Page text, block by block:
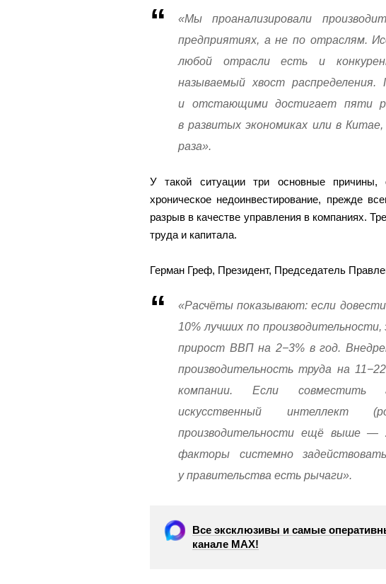
«Мы проанализировали
предприятиях, а не по отраслям.
любой отрасли есть и
называемый хвост
и отстающими достигает пяти
в развитых экономиках или в
раза».
У такой ситуации три основные
хроническое недоинвестирование, прежде
разрыв в качестве управления в компаниях.
труда и капитала.
Герман Греф, Президент, Председатель
«Расчёты показывают: если
10% лучших по
прирост ВВП на 2−3% в год.
производительность труда на
компании. Если совместить
искусственный интеллект
производительности ещё выше —
факторы системно
у правительства есть рычаги».
Все эксклюзивы и самые
канале МАХ!